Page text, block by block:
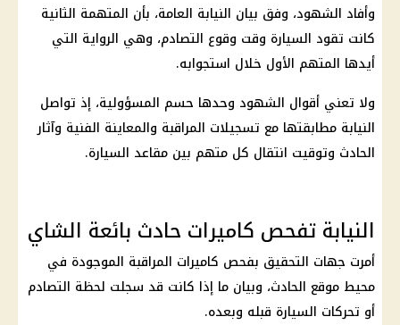
وأفاد الشهود، وفق بيان النيابة العامة، بأن المتهمة الثانية
كانت تقود السيارة وقت وقوع التصادم، وهي الرواية التي
أيدها المتهم الأول خلال استجوابه.
ولا تعني أقوال الشهود وحدها حسم المسؤولية، إذ تواصل
النيابة مطابقتها مع تسجيلات المراقبة والمعاينة الفنية وآثار
الحادث وتوقيت انتقال كل متهم بين مقاعد السيارة.
النيابة تفحص كاميرات حادث بائعة الشاي
أمرت جهات التحقيق بفحص كاميرات المراقبة الموجودة في
محيط موقع الحادث، وبيان ما إذا كانت قد سجلت لحظة التصادم
أو تحركات السيارة قبله وبعده.